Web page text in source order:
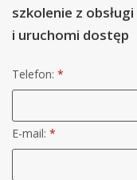
szkolenie z obsługi
i uruchomi dostęp
Telefon: *
E-mail: *